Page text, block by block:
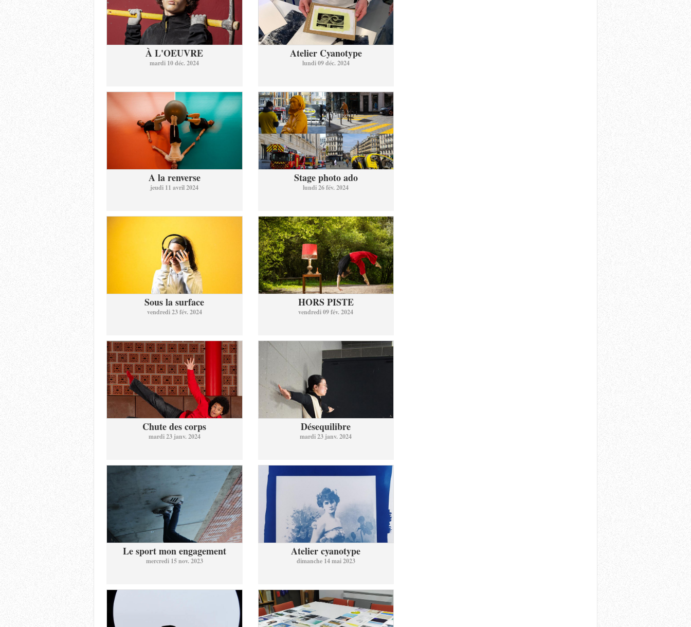
À L'OEUVRE
mardi 10 déc. 2024
Atelier Cyanotype
lundi 09 déc. 2024
A la renverse
jeudi 11 avril 2024
Stage photo ado
lundi 26 fév. 2024
Sous la surface
vendredi 23 fév. 2024
HORS PISTE
vendredi 09 fév. 2024
Chute des corps
mardi 23 janv. 2024
Désequilibre
mardi 23 janv. 2024
Le sport mon engagement
mercredi 15 nov. 2023
Atelier cyanotype
dimanche 14 mai 2023